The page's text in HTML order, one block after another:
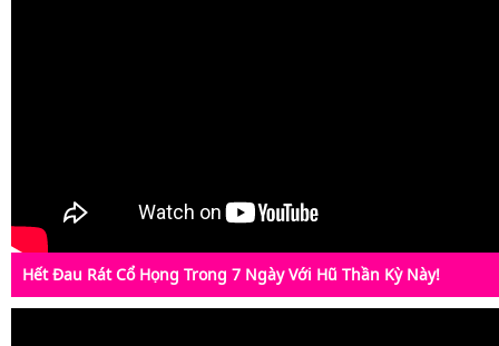
Hết Đau Rát Cổ Họng Trong 7 Ngày Với Hũ Thần Kỳ Này!